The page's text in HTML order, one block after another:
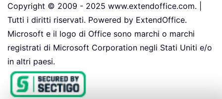
Copyright © 2009 - 2025 www.extendoffice.com. |
Tutti i diritti riservati. Powered by ExtendOffice.
Microsoft e il logo di Office sono marchi o marchi
registrati di Microsoft Corporation negli Stati Uniti e/o
in altri paesi.